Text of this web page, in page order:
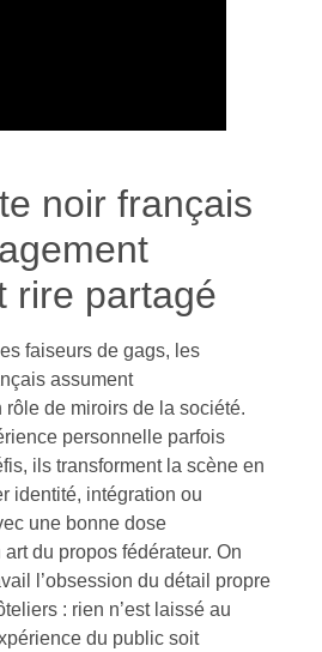
noir français
rire partagé
faiseurs de gags, les
assument
de miroirs de la société.
personnelle parfois
ils transforment la scène en
identité, intégration ou
une bonne dose
du propos fédérateur. On
l’obsession du détail propre
: rien n’est laissé au
du public soit